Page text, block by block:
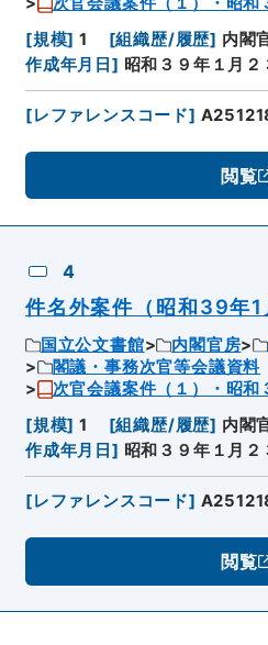
[規模] 1 [組織歴/履歴] 内閣
作成年月日 ] 昭和３９年１月２
[レファレンスコード]
閲覧
4
件名外案件（昭和39年1
国立公文書館 内閣官房
閣議・事務次官等会議資料
次官会議案件（１）・昭和
[規模] 1 [組織歴/履歴] 内閣
作成年月日 ] 昭和３９年１月２
[レファレンスコード]
閲覧